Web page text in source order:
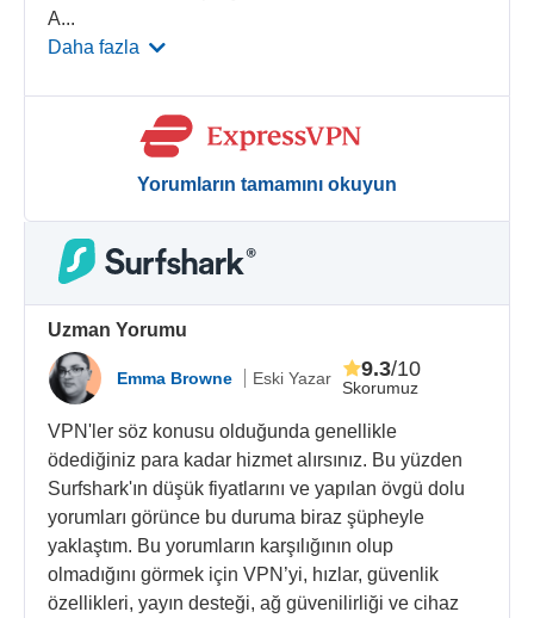
A...
Daha fazla
Yorumların tamamını okuyun
Uzman Yorumu
Emma Browne Eski Yazar Skorumuz
9.3/10
VPN'ler söz konusu olduğunda genellikle
ödediğiniz para kadar hizmet alırsınız. Bu yüzden
Surfshark'ın düşük fiyatlarını ve yapılan övgü dolu
yorumları görünce bu duruma biraz şüpheyle
yaklaştım. Bu yorumların karşılığının olup
olmadığını görmek için VPN’yi, hızlar, güvenlik
özellikleri, yayın desteği, ağ güvenilirliği ve cihaz